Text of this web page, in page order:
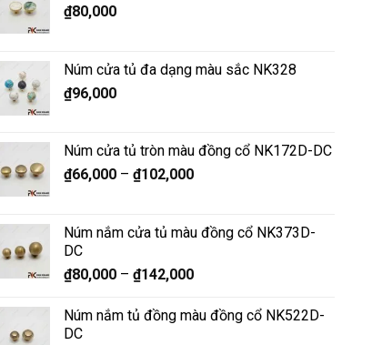
₫80,000
Núm cửa tủ đa dạng màu sắc NK328
₫96,000
Núm cửa tủ tròn màu đồng cổ NK172D-DC
₫66,000 –₫102,000
Núm nắm cửa tủ màu đồng cổ NK373D-
DC
₫80,000 –₫142,000
Núm nắm tủ đồng màu đồng cổ NK522D-
DC